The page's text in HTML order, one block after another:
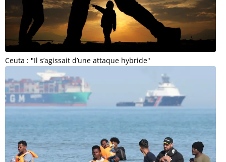
Ceuta : "Il s’agissait d’une attaque hybride"